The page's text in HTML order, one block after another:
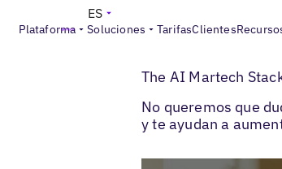
Plataforma Soluciones TarifasClientes
ES
Blogs > AEO marketing
The AI Martech
No queremos que
y te ayudan a